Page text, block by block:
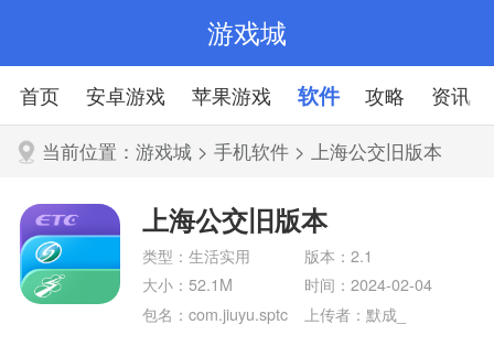
游戏城
首页 安卓游戏 苹果游戏 软件 攻略 资讯
当前位置：游戏城 >手机软件 > 上海公交旧版本
上海公交旧版本
类型：生活实用
版本：2.1
大小：52.1M
时间：2024-02-04
包名：com.jiuyu.sptc
上传者：默成_